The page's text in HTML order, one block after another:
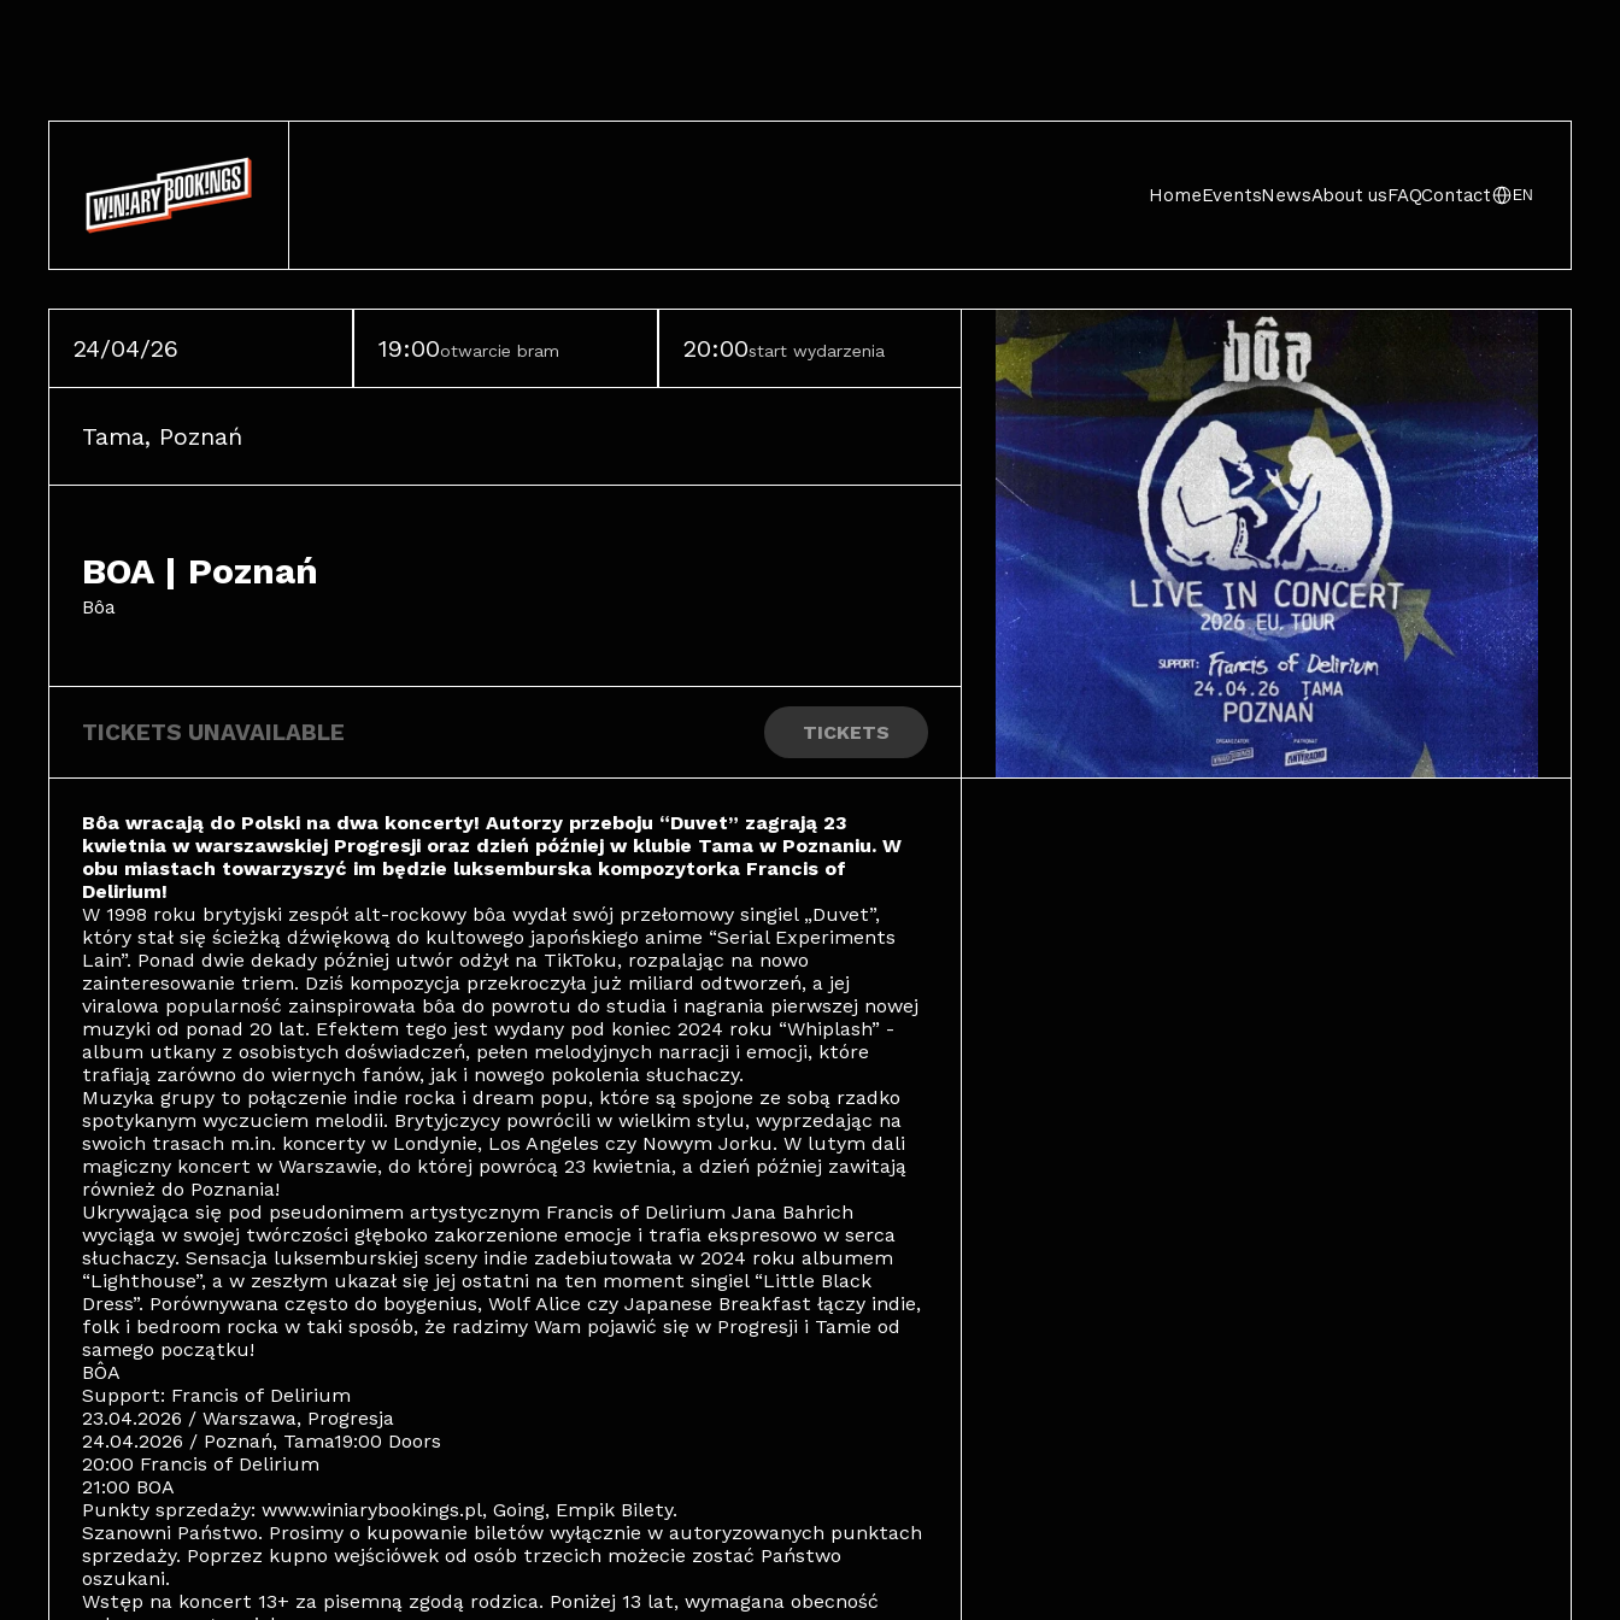
HomeEventsNewsAbout usFAQContact EN
24/04/26 19:00otwarcie bram 20:00start wydarzenia
Tama, Poznań
BOA | Poznań
Bôa
TICKETS UNAVAILABLE TICKETS
Bôa wracają do Polski na dwa koncerty! Autorzy przeboju “Duvet” zagrają 23
kwietnia w warszawskiej Progresji oraz dzień później w klubie Tama w Poznaniu. W
obu miastach towarzyszyć im będzie luksemburska kompozytorka Francis of
Delirium!
W 1998 roku brytyjski zespół alt-rockowy bôa wydał swój przełomowy singiel „Duvet”,
który stał się ścieżką dźwiękową do kultowego japońskiego anime “Serial Experiments
Lain”. Ponad dwie dekady później utwór odżył na TikToku, rozpalając na nowo
zainteresowanie triem. Dziś kompozycja przekroczyła już miliard odtworzeń, a jej
viralowa popularność zainspirowała bôa do powrotu do studia i nagrania pierwszej nowej
muzyki od ponad 20 lat. Efektem tego jest wydany pod koniec 2024 roku “Whiplash” -
album utkany z osobistych doświadczeń, pełen melodyjnych narracji i emocji, które
trafiają zarówno do wiernych fanów, jak i nowego pokolenia słuchaczy.
Muzyka grupy to połączenie indie rocka i dream popu, które są spojone ze sobą rzadko
spotykanym wyczuciem melodii. Brytyjczycy powrócili w wielkim stylu, wyprzedając na
swoich trasach m.in. koncerty w Londynie, Los Angeles czy Nowym Jorku. W lutym dali
magiczny koncert w Warszawie, do której powrócą 23 kwietnia, a dzień później zawitają
również do Poznania!
Ukrywająca się pod pseudonimem artystycznym Francis of Delirium Jana Bahrich
wyciąga w swojej twórczości głęboko zakorzenione emocje i trafia ekspresowo w serca
słuchaczy. Sensacja luksemburskiej sceny indie zadebiutowała w 2024 roku albumem
“Lighthouse”, a w zeszłym ukazał się jej ostatni na ten moment singiel “Little Black
Dress”. Porównywana często do boygenius, Wolf Alice czy Japanese Breakfast łączy indie,
folk i bedroom rocka w taki sposób, że radzimy Wam pojawić się w Progresji i Tamie od
samego początku!
BÔA
Support: Francis of Delirium
23.04.2026 / Warszawa, Progresja
24.04.2026 / Poznań, Tama19:00 Doors
20:00 Francis of Delirium
21:00 BOA
Punkty sprzedaży: www.winiarybookings.pl, Going, Empik Bilety.
Szanowni Państwo. Prosimy o kupowanie biletów wyłącznie w autoryzowanych punktach
sprzedaży. Poprzez kupno wejściówek od osób trzecich możecie zostać Państwo
oszukani.
Wstęp na koncert 13+ za pisemną zgodą rodzica. Poniżej 13 lat, wymagana obecność